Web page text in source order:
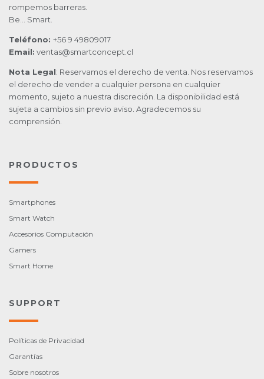
rompemos barreras.
Be… Smart.
Teléfono: +56 9 49809017
Email: ventas@smartconcept.cl
Nota Legal: Reservamos el derecho de venta. Nos reservamos
el derecho de vender a cualquier persona en cualquier
momento, sujeto a nuestra discreción. La disponibilidad está
sujeta a cambios sin previo aviso. Agradecemos su
comprensión.
PRODUCTOS
Smartphones
Smart Watch
Accesorios Computación
Gamers
Smart Home
SUPPORT
Políticas de Privacidad
Garantías
Sobre nosotros